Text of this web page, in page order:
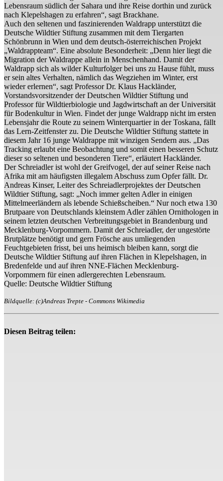
Lebensraum südlich der Sahara und ihre Reise dorthin und zurück
nach Klepelshagen zu erfahren“, sagt Brackhane.
Auch den seltenen und faszinierenden Waldrapp unterstützt die
Deutsche Wildtier Stiftung zusammen mit dem Tiergarten
Schönbrunn in Wien und dem deutsch-österreichischen Projekt
„Waldrappteam“. Eine absolute Besonderheit: „Denn hier liegt die
Migration der Waldrappe allein in Menschenhand. Damit der
Waldrapp sich als wilder Kulturfolger bei uns zu Hause fühlt, muss
er sein altes Verhalten, nämlich das Wegziehen im Winter, erst
wieder erlernen“, sagt Professor Dr. Klaus Hackländer,
Vorstandsvorsitzender der Deutschen Wildtier Stiftung und
Professor für Wildtierbiologie und Jagdwirtschaft an der Universität
für Bodenkultur in Wien. Findet der junge Waldrapp nicht im ersten
Lebensjahr die Route zu seinem Winterquartier in der Toskana, fällt
das Lern-Zeitfenster zu. Die Deutsche Wildtier Stiftung stattete in
diesem Jahr 16 junge Waldrappe mit winzigen Sendern aus. „Das
Tracking erlaubt eine Beobachtung und somit einen besseren Schutz
dieser so seltenen und besonderen Tiere“, erläutert Hackländer.
Der Schreiadler ist wohl der Greifvogel, der auf seiner Reise nach
Afrika mit am häufigsten illegalem Abschuss zum Opfer fällt. Dr.
Andreas Kinser, Leiter des Schreiadlerprojektes der Deutschen
Wildtier Stiftung, sagt: „Noch immer gelten Adler in einigen
Mittelmeerländern als lebende Schießscheiben.“ Nur noch etwa 130
Brutpaare von Deutschlands kleinstem Adler zählen Ornithologen in
seinem letzten deutschen Verbreitungsgebiet in Brandenburg und
Mecklenburg-Vorpommern. Damit der Schreiadler, der ungestörte
Brutplätze benötigt und gern Frösche aus umliegenden
Feuchtgebieten frisst, bei uns heimisch bleiben kann, sorgt die
Deutsche Wildtier Stiftung auf ihren Flächen in Klepelshagen, in
Bredenfelde und auf ihren NNE-Flächen Mecklenburg-
Vorpommern für einen adlergerechten Lebensraum.
Quelle: Deutsche Wildtier Stiftung
Bildquelle: (c)Andreas Trepte - Commons Wikimedia
Diesen Beitrag teilen: